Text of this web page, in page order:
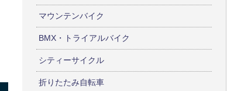
マウンテンバイク
BMX・トライアルバイク
シティーサイクル
折りたたみ自転車